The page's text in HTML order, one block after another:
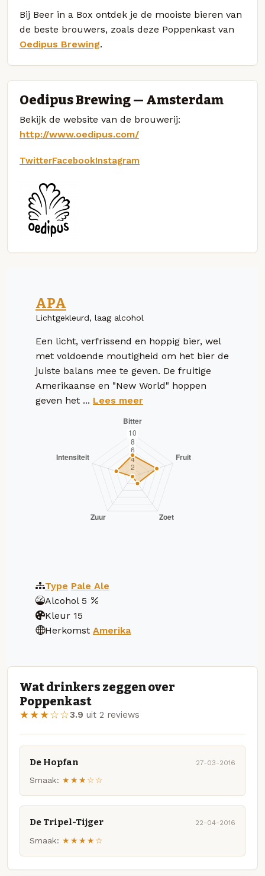
Bij Beer in a Box ontdek je de mooiste bieren van
de beste brouwers, zoals deze Poppenkast van
Oedipus Brewing.
Oedipus Brewing — Amsterdam
Bekijk de website van de brouwerij:
http://www.oedipus.com/
TwitterFacebookInstagram
APA
Lichtgekleurd, laag alcohol
Een licht, verfrissend en hoppig bier, wel
met voldoende moutigheid om het bier de
juiste balans mee te geven. De fruitige
Amerikaanse en "New World" hoppen
geven het ... Lees meer
Type Pale Ale
Alcohol 5
Kleur 15
Herkomst Amerika
Wat drinkers zeggen over
Poppenkast
★★★☆☆3.9 uit 2 reviews
De Hopfan 27-03-2016
Smaak: ★★★☆☆
De Tripel-Tijger 22-04-2016
Smaak: ★★★★☆